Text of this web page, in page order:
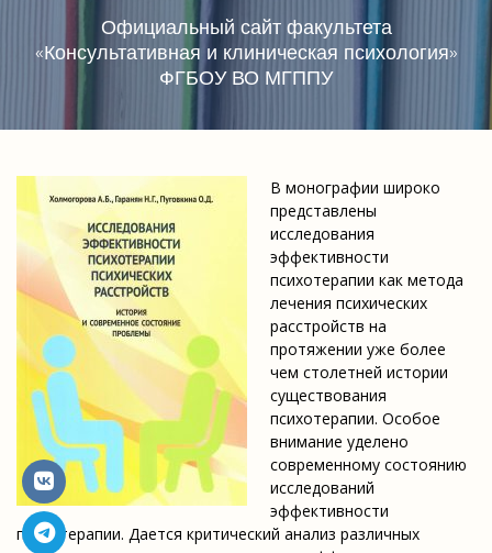
Официальный сайт факультета
«Консультативная и клиническая психология»
ФГБОУ ВО МГППУ
В монографии широко
представлены
исследования
эффективности
психотерапии как метода
лечения психических
расстройств на
протяжении уже более
чем столетней истории
существования
психотерапии. Особое
внимание уделено
современному состоянию
исследований
эффективности
психотерапии. Дается критический анализ различных